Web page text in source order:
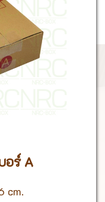
อร์ A
cm.